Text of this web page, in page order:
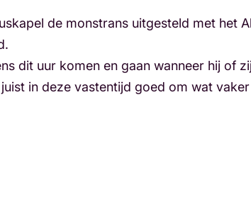
de monstrans uitgesteld met het
dit uur komen en gaan wanneer hij of
in deze vastentijd goed om wat